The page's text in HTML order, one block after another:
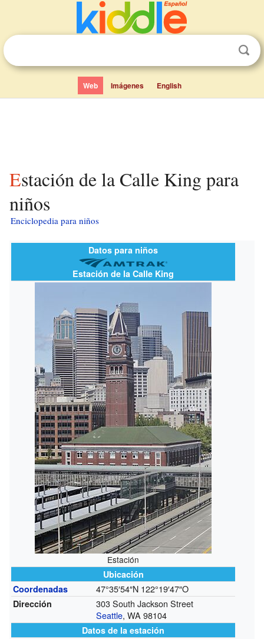
Web Imágenes English
Estación de la Calle King para
niños
Enciclopedia para niños
Datos para niños
Estación de la Calle King
Estación
Ubicación
Coordenadas
47°35′54″N 122°19′47″O
Dirección
303 South Jackson Street
Seattle, WA 98104
Datos de la estación